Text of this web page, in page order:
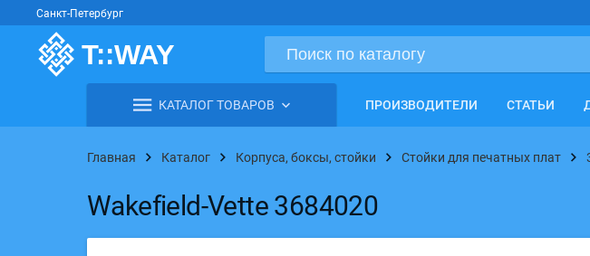
Санкт-Петербург
КАТАЛОГ ТОВАРОВ ПРОИЗВОДИТЕЛИ СТАТЬИ
Главная Каталог Корпуса, боксы, стойки Стойки для печатных плат
Wakefield-Vette 3684020